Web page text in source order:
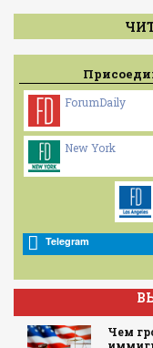
ForumDaily
New York
Telegram
Чем